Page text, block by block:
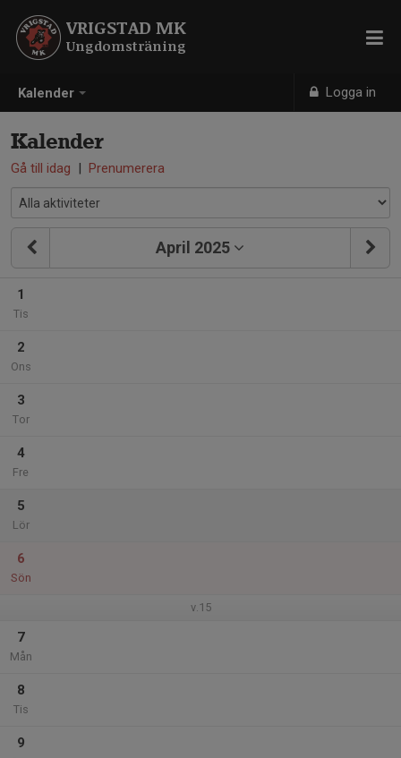
Kalender Logga in
VRIGSTAD MK
Ungdomsträning
Kalender
Gå till idag | Prenumerera
April 2025
1
Tis
2
Ons
3
Tor
4
Fre
5
Lör
6
Sön
v.15
7
Mån
8
Tis
9